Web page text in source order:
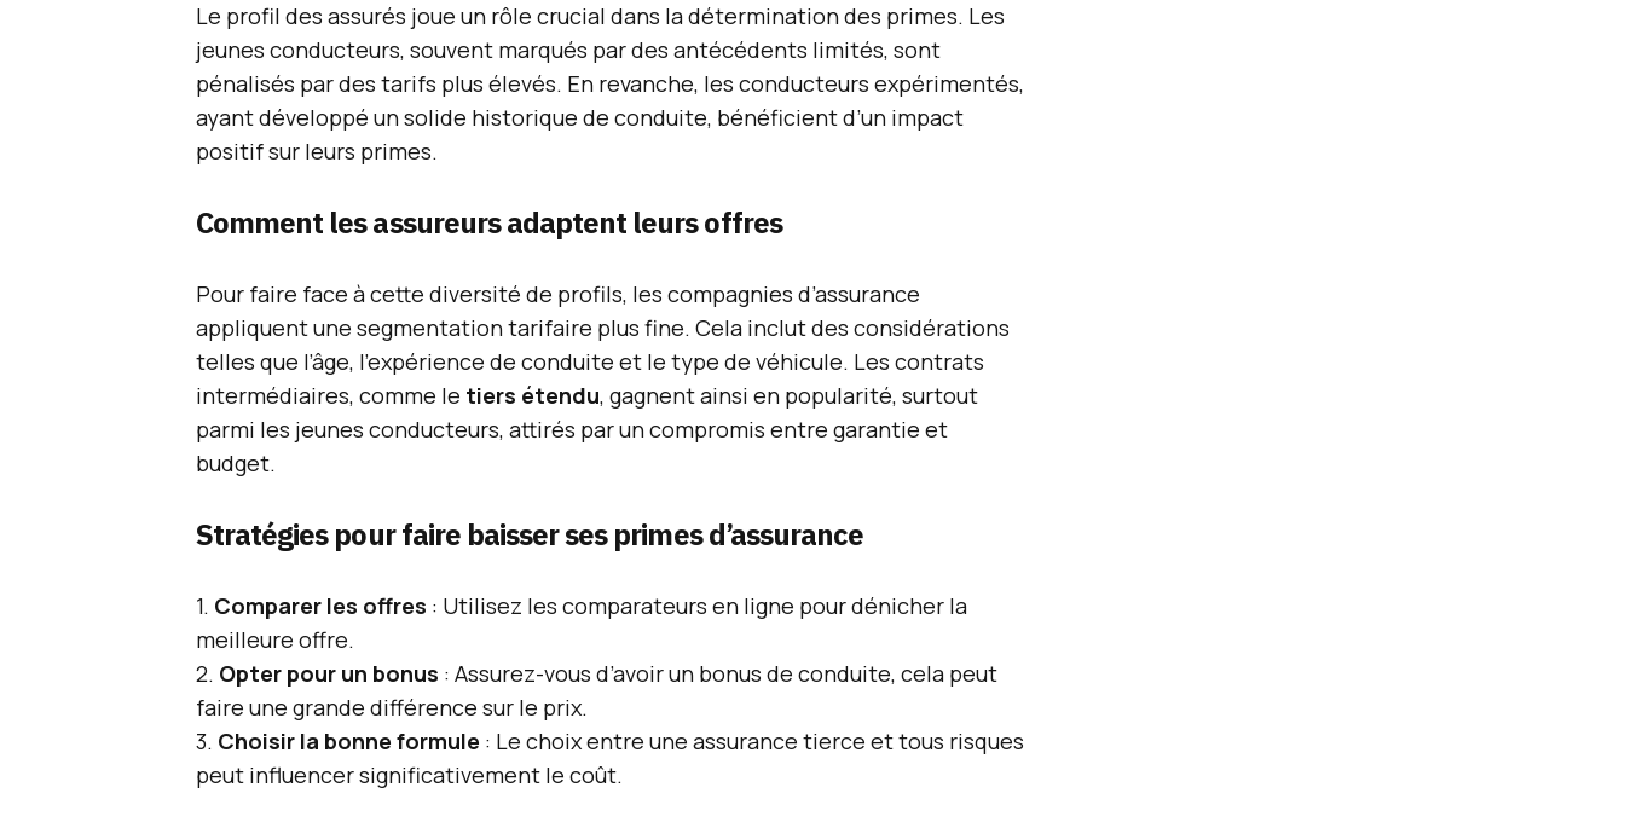
Le profil des assurés joue un rôle crucial dans la détermination des primes. Les
jeunes conducteurs, souvent marqués par des antécédents limités, sont
pénalisés par des tarifs plus élevés. En revanche, les conducteurs expérimentés,
ayant développé un solide historique de conduite, bénéficient d’un impact
positif sur leurs primes.
Comment les assureurs adaptent leurs offres
Pour faire face à cette diversité de profils, les compagnies d’assurance
appliquent une segmentation tarifaire plus fine. Cela inclut des considérations
telles que l’âge, l’expérience de conduite et le type de véhicule. Les contrats
intermédiaires, comme le tiers étendu, gagnent ainsi en popularité, surtout
parmi les jeunes conducteurs, attirés par un compromis entre garantie et
budget.
Stratégies pour faire baisser ses primes d’assurance
1. Comparer les offres : Utilisez les comparateurs en ligne pour dénicher la
meilleure offre.
2. Opter pour un bonus : Assurez-vous d’avoir un bonus de conduite, cela peut
faire une grande différence sur le prix.
3. Choisir la bonne formule : Le choix entre une assurance tierce et tous risques
peut influencer significativement le coût.